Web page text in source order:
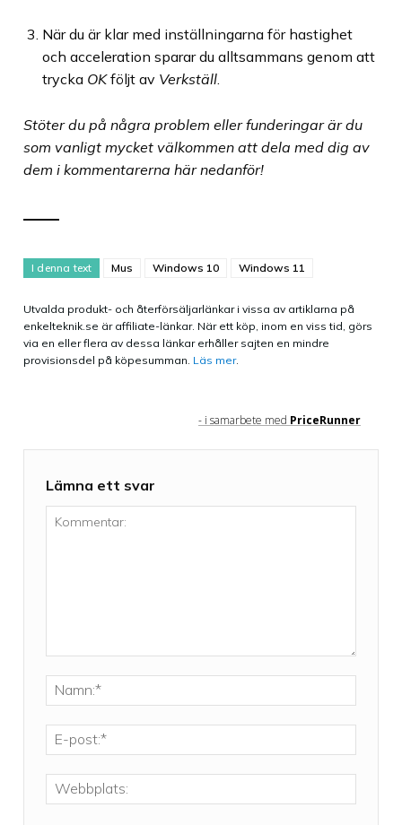
När du är klar med inställningarna för hastighet
och acceleration sparar du alltsammans genom att
trycka OKföljt av Verkställ
Stöter du på några problem eller funderingar är du
som vanligt mycket välkommen att dela med dig av
dem i kommentarerna här nedanför!
I denna text Mus Windows 10 Windows 11
Utvalda produkt- och återförsäljarlänkar i vissa av artiklarna på
enkelteknik.se är affiliate-länkar. När ett köp, inom en viss tid, görs
via en eller flera av dessa länkar erhåller sajten en mindre
provisionsdel på köpesumman. Läs mer.
- i samarbete med PriceRunner
Lämna ett svar
post:*